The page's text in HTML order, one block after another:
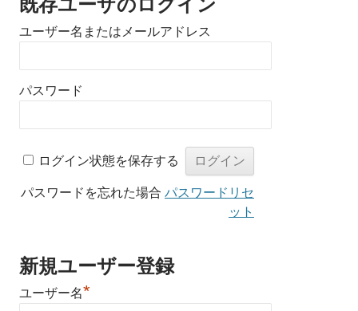
既存ユーザのログイン
ユーザー名またはメールアドレス
パスワード
ログイン状態を保存する
パスワードを忘れた場合 パスワードリセ
ット
新規ユーザー登録
ユーザー名*